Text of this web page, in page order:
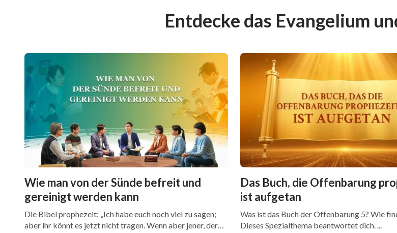
Entdecke das Evangelium
Wie man von der Sünde befreit und
gereinigt werden kann
Die Bibel prophezeit: „Ich habe euch noch viel zu sagen;
aber ihr könnt es jetzt nicht tragen. Wenn aber jener, der
Das Buch, die Offenbarung
ist aufgetan
Was ist das Buch der Offenbarung 5? Wie
Dieses Spezialthema beantwortet dich. ...